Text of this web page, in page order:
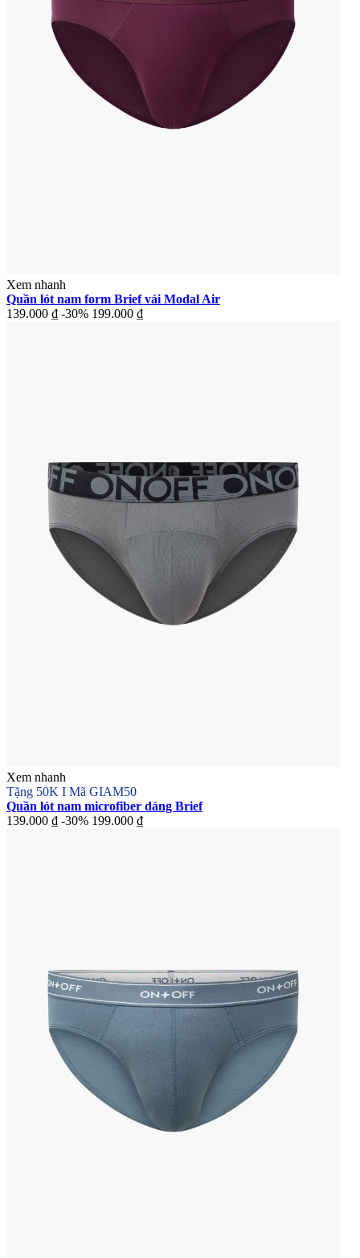
Xem nhanh
Quần lót nam form Brief vải Modal Air
139.000 ₫ -30% 199.000 ₫
Xem nhanh
Tặng 50K I Mã GIAM50
Quần lót nam microfiber dáng Brief
139.000 ₫ -30% 199.000 ₫